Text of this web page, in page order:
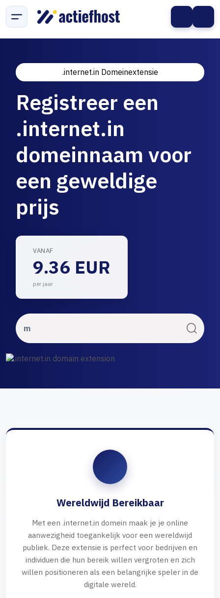
.internet.in Domeinextensie
Registreer een
.internet.in
domeinnaam voor
een geweldige
prijs
VANAF
9.36 EUR
per jaar
Wereldwijd Bereikbaar
Met een .internet.in domein maak je je online
aanwezigheid toegankelijk voor een wereldwijd
publiek. Deze extensie is perfect voor bedrijven en
individuen die hun bereik willen vergroten en zich
willen positioneren als een belangrijke speler in de
digitale wereld.